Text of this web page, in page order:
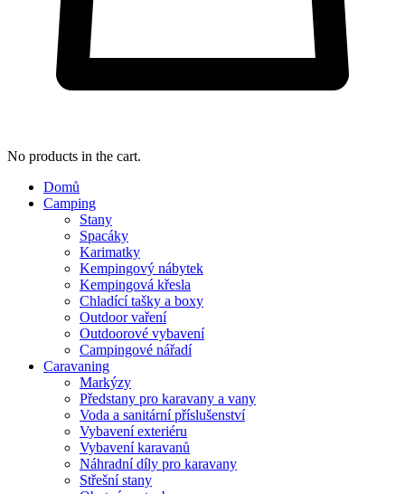
No products in the cart.
Domů
Camping
Stany
Spacáky
Karimatky
Kempingový nábytek
Kempingová křesla
Chladící tašky a boxy
Outdoor vaření
Outdoorové vybavení
Campingové nářadí
Caravaning
Markýzy
Předstany pro karavany a vany
Voda a sanitární příslušenství
Vybavení exteriéru
Vybavení karavanů
Náhradní díly pro karavany
Střešní stany